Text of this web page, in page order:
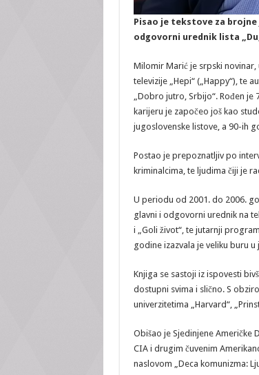
Pisao je tekstove za
odgovorni urednik lista
Milomir Marić je srpski
televizije „Hepi“ („Happy“), te
„Dobro jutro, Srbijo“. Rođen
karijeru je započeo još kao
jugoslovenske listove, a 90-ih
Postao je prepoznatljiv po
kriminalcima, te ljudima čiji je
U periodu od 2001. do 2006.
glavni i odgovorni urednik na
i „Goli život“, te jutarnji
godine izazvala je veliku buru
Knjiga se sastoji iz ispovesti
dostupni svima i slično. S
univerzitetima „Harvard“,
Obišao je Sjedinjene Američke
CIA i drugim čuvenim
naslovom „Deca komunizma: